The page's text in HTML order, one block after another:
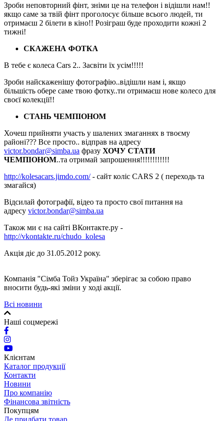
Зроби неповторний фінт, зніми це на телефон і відішли нам!!
якщо саме за твій фінт проголосує більше всього людей, ти
отримаєш 2 білети в кіно!! Розіграш буде проходити кожні 2
тижні!
СКАЖЕНА ФОТКА
В тебе є колеса Cars 2.. Засвіти їх усім!!!!!
Зроби найскаженішу фотографію..відішли нам і, якщо
більшість обере саме твою фотку..ти отримаєш нове колесо для
своєї колекції!!
СТАНЬ ЧЕМПІОНОМ
Хочеш прийняти участь у шалених змаганнях в твоєму
районі??? Все просто.. відправ на адресу
victor.bondar@simba.ua фразу ХОЧУ СТАТИ
ЧЕМПІОНОМ..та отримай запрошення!!!!!!!!!!!!
http://kolesacars.jimdo.com/- сайт коліс CARS 2 ( переходь та
змагайся)
Відсилай фотографії, відео та просто свої питання на
адресу victor.bondar@simba.ua
Також ми є на сайті ВКонтакте.ру -
http://vkontakte.ru/chudo_kolesa
Акція діє до 31.05.2012 року.
Компанія "Сімба Тойз Україна" зберігає за собою право
вносити будь-які зміни у ході акції.
Всі новини
Наші соцмережі
Клієнтам
Каталог продукції
Контакти
Новини
Про компанію
Фінансова звітність
Покупцям
Де придбати товар